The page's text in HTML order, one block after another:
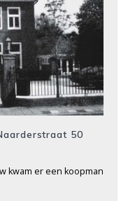
50
kwam er een koopman